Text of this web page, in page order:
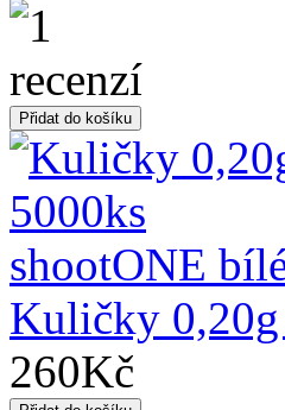
Kuličky
260Kč